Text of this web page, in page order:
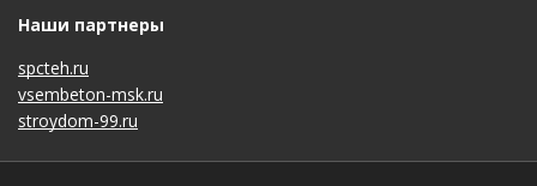
Наши партнеры
spcteh.ru
vsembeton-msk.ru
stroydom-99.ru